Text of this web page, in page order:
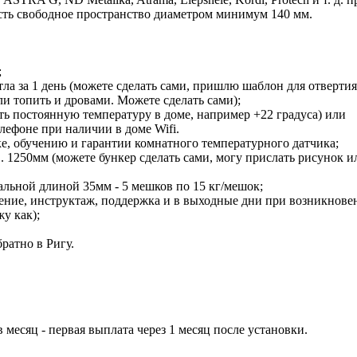
свободное пространство диаметром минимум 140 мм.
за 1 день (можете сделать сами, пришлю шаблон для
топить и дровами. Можете сделать сами);
постоянную температуру в доме, например +22 градуса) или
при наличии в доме Wifi.
обучению и гарантии комнатного температурного датчика;
(можете бункер сделать сами, могу прислать рисунок
длиной 35мм - 5 мешков по 15 кг/мешок;
инструктаж, поддержка и в выходные дни при
как);
в Ригу.
- первая выплата через 1 месяц после установки.